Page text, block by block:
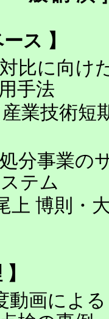
ス 】
に向けた
手法
業技術短
事業のサ
テム
上 博則・
画による